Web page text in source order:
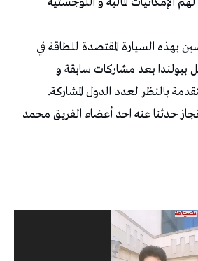
بهذه السيارة المقتصدة للطاقة في
ببولندا بعد مشاركات سابقة و
بالنظر لعدد الدول المشاركة.
حدثنا عنه احد أعضاء الفريق محمد